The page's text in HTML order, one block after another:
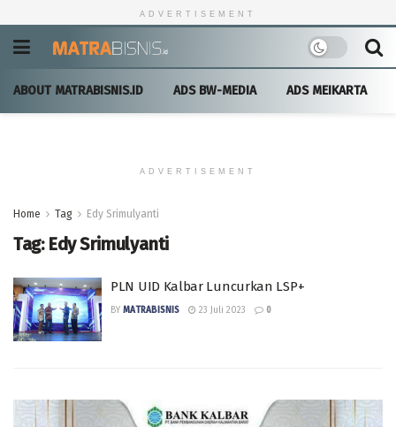
ADVERTISEMENT
ABOUT MATRABISNIS.ID ADS BW-MEDIA ADS MEIKARTA
ADVERTISEMENT
Home Tag Edy Srimulyanti
Tag: Edy Srimulyanti
PLN UID Kalbar Luncurkan LSP+
BY MATRABISNIS 23 Juli 2023 0